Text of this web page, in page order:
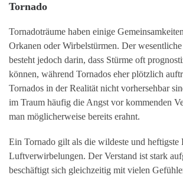
Tornado
Tornadoträume haben einige
Orkanen oder Wirbelstürmen. Der
besteht jedoch darin, dass Stürme oft
können, während Tornados eher plötzlich
Tornados in der Realität nicht vorhersehbar
im Traum häufig die Angst vor kommenden
man möglicherweise bereits erahnt.
Ein Tornado gilt als die wildeste und heftigste
Luftverwirbelungen. Der Verstand ist stark
beschäftigt sich gleichzeitig mit vielen